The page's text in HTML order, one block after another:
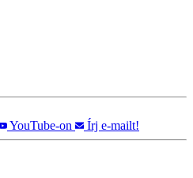
YouTube-on Írj e-mailt!